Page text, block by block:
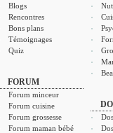
Blogs
Rencontres
Bons plans
Témoignages
Quiz
FORUM
Forum minceur
Forum cuisine
Forum grossesse
Forum maman bébé